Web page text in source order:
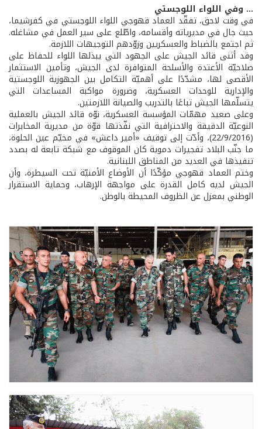
... وفي اللواء اللوجستي
في وقت لاحق، تفقّد العماد قهوجي اللواء اللوجستي في كفرشيما،
حيث جال في مديرياته وأقسامه، واطّلع على سير العمل في مشاغله.
ثم اجتمع بالضباط والعسكريين وزوّدهم التوجيهات اللازمة.
وقد أثنى قائد الجيش على الجهود التي يبذلها اللواء للحفاظ على
صلاحيّة الأعتدة والأسلحة المتوافرة لدى الجيش، وتأمين الاستثمار
الأقصى لها، مشدّدًا على أهميّة التكامل بين الجهوزية اللوجستية
والإدارية للوحدات العسكرية، وضرورة مواكبة المساعدات التي
يتسلّمها الجيش تباعًا بالتدريب والصيانة اللازمتين.
وعلى صعيد مهمّات المؤسسة العسكرية، نوّه قائد الجيش بالعملية
النوعيّة الدقيقة والاحترافية التي نفّذتها قوّة من مديرية المخابرات
(22/9/2016)، وأدّت إلى توقيف «أمير داعش» في مخيّم عين الحلوة،
ما جنّب البلاد تفجيرات دموية كان الموقوف مع شبكة تابعة له بصدد
تنفيذها في العديد من المناطق اللبنانية.
وختم العماد قهوجي مؤكّدًا أن الأوضاع الأمنيّة تحت السيطرة، وأن
الجيش لديه كامل القدرة على مواجهة الإرهاب، وحماية الاستقرار
الوطني بمعزل عن الظروف المحيطة بالوطن.